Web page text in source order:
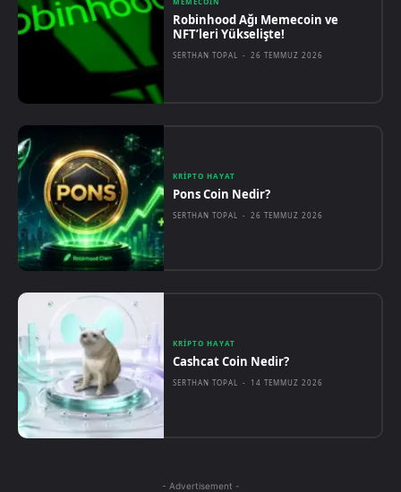
Robinhood Ağı Memecoin ve
NFT’leri Yükselişte!
SERTHAN TOPAL - 26 TEMMUZ 2026
KRIPTO HAYAT
Pons Coin Nedir?
SERTHAN TOPAL - 26 TEMMUZ 2026
KRIPTO HAYAT
Cashcat Coin Nedir?
SERTHAN TOPAL - 14 TEMMUZ 2026
- Advertisement -